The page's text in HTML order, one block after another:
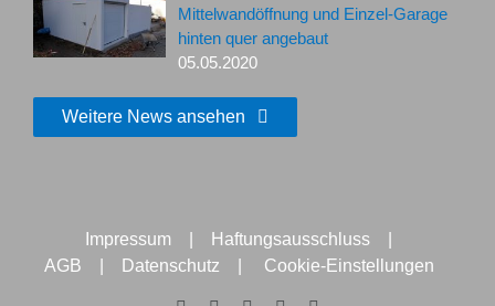
Mittelwandöffnung und Einzel-Garage
hinten quer angebaut
05.05.2020
Weitere News ansehen
Impressum Haftungsausschluss
AGB
Datenschutz Cookie-Einstellungen